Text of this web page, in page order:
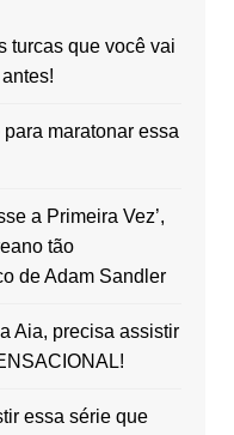
turcas que você vai
maratonar essa
a Primeira Vez’,
tão
de Adam Sandler
Aia, precisa assistir
essa série que